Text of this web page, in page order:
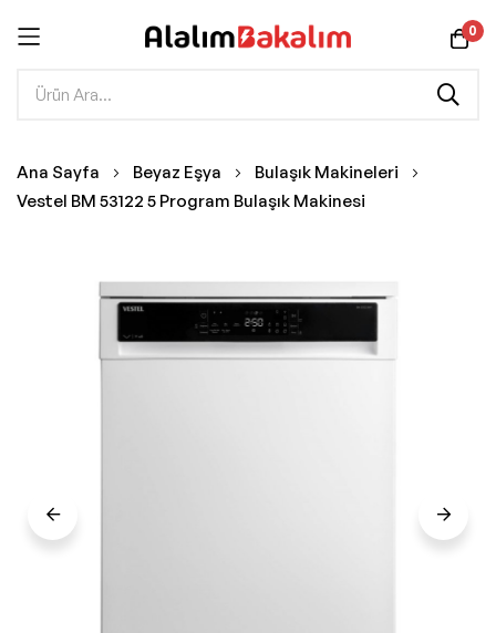
0
İçeriğe
geç
Ana Sayfa Beyaz Eşya
Bulaşık Makineleri
Vestel BM 53122 5 Program Bulaşık Makinesi
galerisinin